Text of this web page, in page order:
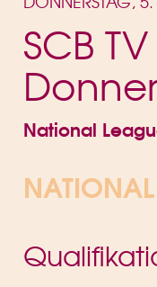
SCB
National